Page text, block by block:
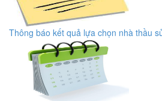
Thông báo kết quả lựa chọn nhà thầu